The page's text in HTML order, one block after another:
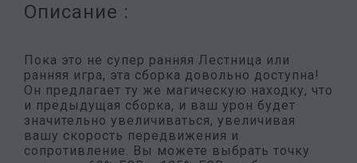
Описание :
Пока это не супер ранняя Лестница или
ранняя игра, эта сборка довольно доступна!
Он предлагает ту же магическую находку, что
и предыдущая сборка, и ваш урон будет
значительно увеличиваться, увеличивая
вашу скорость передвижения и
сопротивление. Вы можете выбрать точку